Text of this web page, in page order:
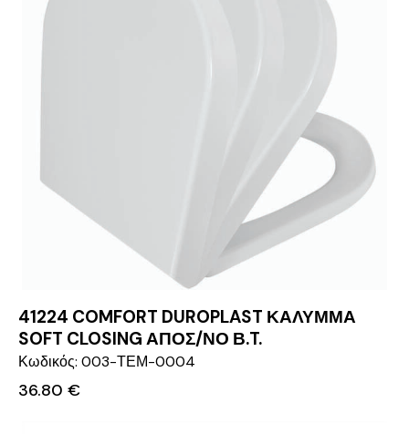
41224 COMFORT DUROPLAST ΚΑΛΥΜΜΑ
SOFT CLOSING ΑΠΟΣ/ΝΟ Β.T.
Κωδικός: 003-ΤΕΜ-0004
36.80 €